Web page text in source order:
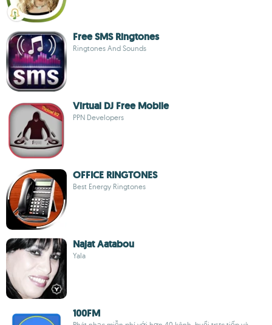
Free SMS Ringtones
Ringtones And Sounds
Virtual DJ Free Mobile
PPN Developers
OFFICE RINGTONES
Best Energy Ringtones
Najat Aatabou
Yala
100FM